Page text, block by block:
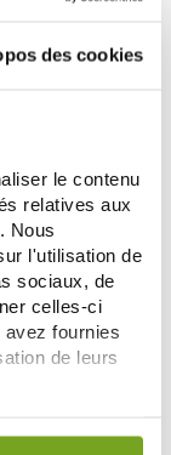
des cookies
le contenu
relatives aux
Nous
l'utilisation de
sociaux, de
celles-ci
fournies
de leurs
pendant une
NORDIC
MAX 60 COMPRIMES
В КОРЗИНУ